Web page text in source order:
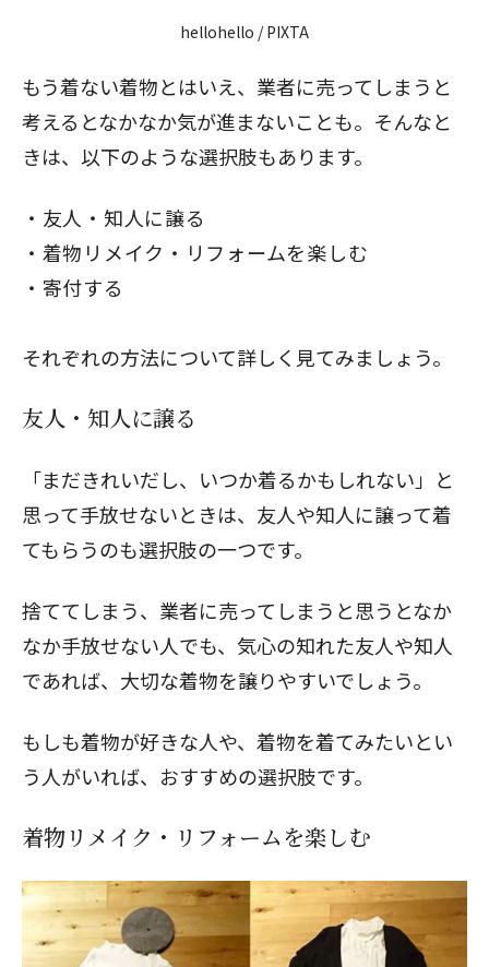
hellohello / PIXTA
もう着ない着物とはいえ、業者に売ってしまうと
考えるとなかなか気が進まないことも。そんなと
きは、以下のような選択肢もあります。
友人・知人に譲る
着物リメイク・リフォームを楽しむ
寄付する
それぞれの方法について詳しく見てみましょう。
友人・知人に譲る
「まだきれいだし、いつか着るかもしれない」と
思って手放せないときは、友人や知人に譲って着
てもらうのも選択肢の一つです。
捨ててしまう、業者に売ってしまうと思うとなか
なか手放せない人でも、気心の知れた友人や知人
であれば、大切な着物を譲りやすいでしょう。
もしも着物が好きな人や、着物を着てみたいとい
う人がいれば、おすすめの選択肢です。
着物リメイク・リフォームを楽しむ